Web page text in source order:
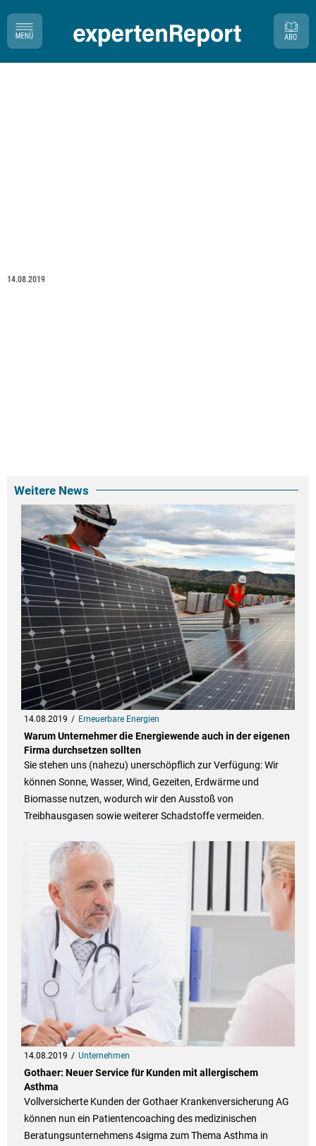
14.08.2019
Weitere News
14.08.2019 Erneuerbare Energien
Warum Unternehmer die Energiewende auch in der eigenen
Firma durchsetzen sollten
Sie stehen uns (nahezu) unerschöpflich zur Verfügung: Wir
können Sonne, Wasser, Wind, Gezeiten, Erdwärme und
Biomasse nutzen, wodurch wir den Ausstoß von
Treibhausgasen sowie weiterer Schadstoffe vermeiden.
14.08.2019 Unternehmen
Gothaer: Neuer Service für Kunden mit allergischem
Asthma
Vollversicherte Kunden der Gothaer Krankenversicherung AG
können nun ein Patientencoaching des medizinischen
Beratungsunternehmens 4sigma zum Thema Asthma in